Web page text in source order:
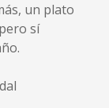
un plato
sí